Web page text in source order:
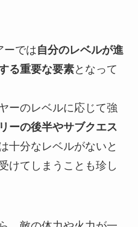
ーでは自分のレベルが進
る重要な要素となって
ーのレベルに応じて強
ーの後半やサブクエス
十分なレベルがないと
けてしまうことも珍し